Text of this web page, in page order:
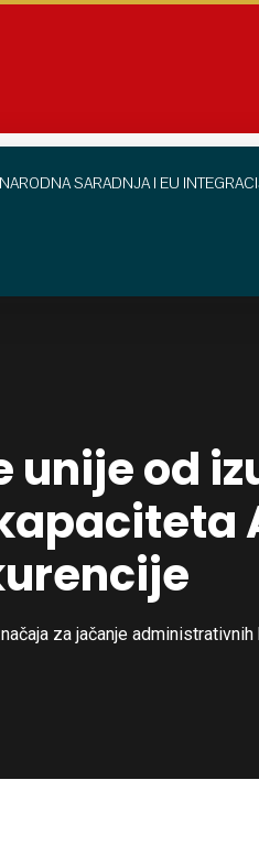
SARADNJA I EU
od
za jačanje